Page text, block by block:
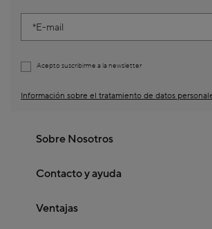
E-mail
Acepto suscribirme a la newsletter
Información sobre el tratamiento de datos
Sobre Nosotros
Contacto y ayuda
Ventajas